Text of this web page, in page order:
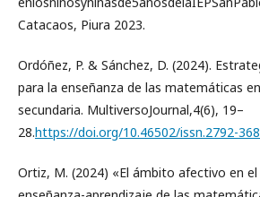
Catacaos, Piura 2023.
Ordóñez, P. & Sánchez, D. (2024).
para la enseñanza de las matemáticas
secundaria. MultiversoJournal,4(6), 19–
28.https://doi.org/10.46502/issn.2792-
Ortiz, M. (2024) «El ámbito afectivo en